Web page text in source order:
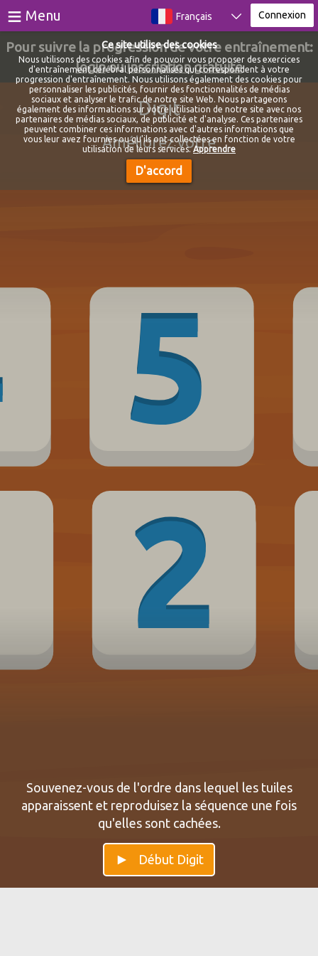
Jeux
Des tests
Blog
À propos de
Connexion
≡ Menu Français Connexion
Pour suivre la progression de votre entraînement:
loginouinscription gratuite
Digit
Améliorez votre
Souvenez-vous de l'ordre dans lequel les tuiles
apparaissent et reproduisez la séquence une fois
qu'elles sont cachées.
Début Digit
Ce site utilise des cookies
Nous utilisons des cookies afin de pouvoir vous proposer des exercices
d'entraînement cérébral personnalisés qui correspondent à votre
progression d'entraînement. Nous utilisons également des cookies pour
personnaliser les publicités, fournir des fonctionnalités de médias
sociaux et analyser le trafic de notre site Web. Nous partageons
également des informations sur votre utilisation de notre site avec nos
partenaires de médias sociaux, de publicité et d'analyse. Ces partenaires
peuvent combiner ces informations avec d'autres informations que
vous leur avez fournies ou qu'ils ont collectées en fonction de votre
utilisation de leurs services.Apprendre
D'accord